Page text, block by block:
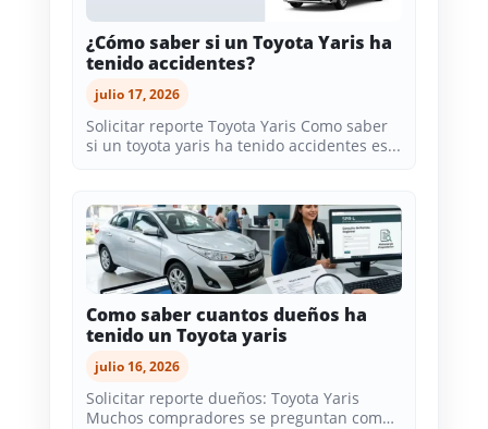
¿Cómo saber si un Toyota Yaris ha
tenido accidentes?
julio 17, 2026
Solicitar reporte Toyota Yaris Como saber
si un toyota yaris ha tenido accidentes es...
Como saber cuantos dueños ha
tenido un Toyota yaris
julio 16, 2026
Solicitar reporte dueños: Toyota Yaris
Muchos compradores se preguntan como